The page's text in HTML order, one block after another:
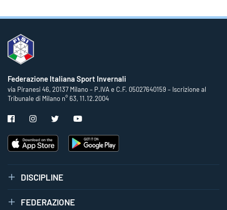
Federazione Italiana Sport Invernali
via Piranesi 46, 20137 Milano – P.IVA e C.F. 05027640159 – Iscrizione al
Tribunale di Milano n° 63, 11.12.2004
DISCIPLINE
FEDERAZIONE